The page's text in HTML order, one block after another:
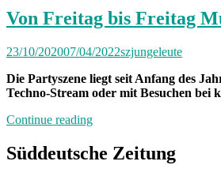
Von Freitag bis Freitag
23/10/202007/04/2022szjungeleute
Die Partyszene liegt seit Anfang des
Techno-Stream oder mit Besuchen bei
Continue reading„Von
bis
Freitag
Süddeutsche Zeitung